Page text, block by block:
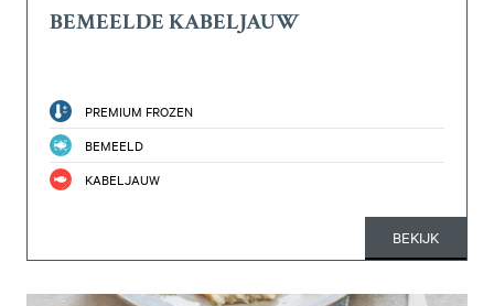
BEMEELDE KABELJAUW
PREMIUM FROZEN
BEMEELD
KABELJAUW
BEKIJK